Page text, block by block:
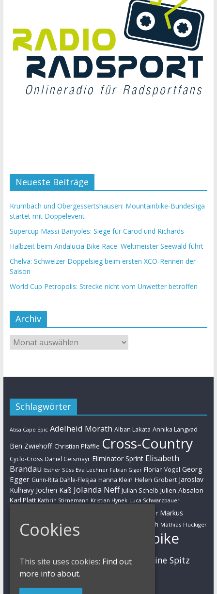
Neueste Beiträge
Krumbach und Obergessertshausen: Mountainbike-Bundesliga
startet mit Doppelevent
Supercup Massi Banyoles: Siege für Carod und Richards
Halbzeit beim Andalucia Bike Race: Weltmeister Seewald führt
Chelva: Schweizer Doppelsieg beim ersten XCO-Rennen der
Saison
World Cup Petropolis: Strecke nicht vom Unwetter betroffen
Archiv
Schlagwörter
Absa Cape Epic Adelheid Morath Alban Lakata Annika Langvad
Ben Zwiehoff Christian Pfäffle Cross-Country
Cyclo-Cross Daniel Geismayr Eliminator Sprint Elisabeth
Brandau Esther Süss Eva Lechner Fabian Giger Florian Vogel Georg
Egger Gunn-Rita Dahle-Flesjaa Hanna Klein Helen Grobert Jaroslav
Kulhavy Jochen Käß Jolanda Neff Julian Schelb Julien Absalon
Karl Platt Kathrin Stirnemann Kristian Hynek Luca Schwarzbauer
Markus Bauer Markus
Kaufmann
Markus Schulte-Lünzum Martin Gluth Mathias Flückiger
Mountainbike
MTB Nadine Rieder Nino Schurter Sabine Spitz
Simon Stiebjahn UCI
Cookies
This site uses cookies: Find out
more info about.